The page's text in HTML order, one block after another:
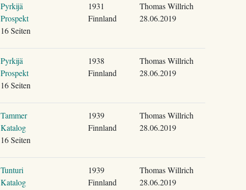
Pyrkijä
Prospekt
16 Seiten
1931
Finnland
Thomas Willrich
28.06.2019
Pyrkijä
Prospekt
16 Seiten
1938
Finnland
Thomas Willrich
28.06.2019
Tammer
Katalog
16 Seiten
1939
Finnland
Thomas Willrich
28.06.2019
Tunturi
Katalog
1939
Finnland
Thomas Willrich
28.06.2019